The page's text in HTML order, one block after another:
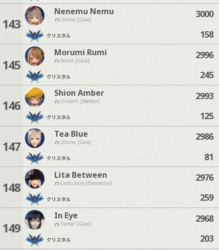
143
Nenemu Nemu
Ultima [Gaia]
クリスタル
3000
158
145
Morumi Rumi
Fenrir [Gaia]
クリスタル
2996
245
146
Shion Amber
Unicorn [Meteor]
クリスタル
2993
125
147
Tea Blue
Ultima [Gaia]
クリスタル
2986
81
148
Lita Between
Carbuncle [Elemental]
クリスタル
2976
259
149
In Eye
Tiamat [Gaia]
クリスタル
2968
203